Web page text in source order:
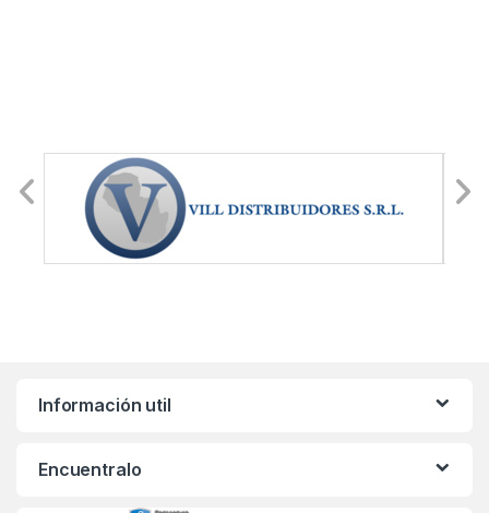
Información util
Encuentralo